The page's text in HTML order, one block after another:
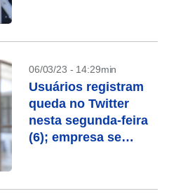
06/03/23 - 14:29min
Usuários registram
queda no Twitter
nesta segunda-feira
(6); empresa se